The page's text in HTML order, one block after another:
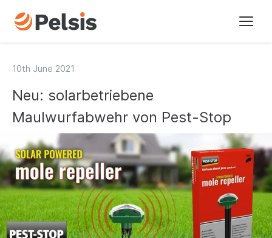
Branchen
Über uns
Unsere Geschichte
Neuigkeiten
Kontakt
10th June 2021
Neu: solarbetriebene
Maulwurfabwehr von Pest-Stop